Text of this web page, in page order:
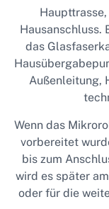
Hausanschluss.
das
Außenleitung,
Wenn das
vorbereitet
bis zum
wird es später
oder für die